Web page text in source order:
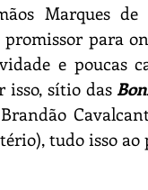
Marques
para
e poucas
isso, sítio das
Brandão
tudo isso ao